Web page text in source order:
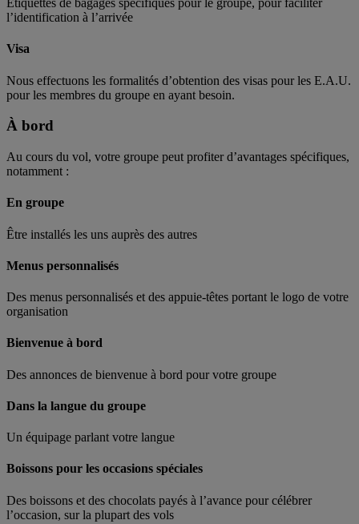
Étiquettes de bagages spécifiques pour le groupe, pour faciliter
l’identification à l’arrivée
Visa
Nous effectuons les formalités d’obtention des visas pour les E.A.U.
pour les membres du groupe en ayant besoin.
À bord
Au cours du vol, votre groupe peut profiter d’avantages spécifiques,
notamment :
En groupe
Être installés les uns auprès des autres
Menus personnalisés
Des menus personnalisés et des appuie-têtes portant le logo de votre
organisation
Bienvenue à bord
Des annonces de bienvenue à bord pour votre groupe
Dans la langue du groupe
Un équipage parlant votre langue
Boissons pour les occasions spéciales
Des boissons et des chocolats payés à l’avance pour célébrer
l’occasion, sur la plupart des vols